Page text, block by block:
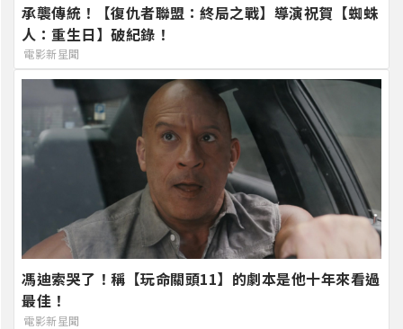
承襲傳統！【復仇者聯盟：終局之戰】導演祝賀【蜘蛛
人：重生日】破紀錄！
電影新星聞
馮迪索哭了！稱【玩命關頭11】的劇本是他十年來看過
最佳！
電影新星聞